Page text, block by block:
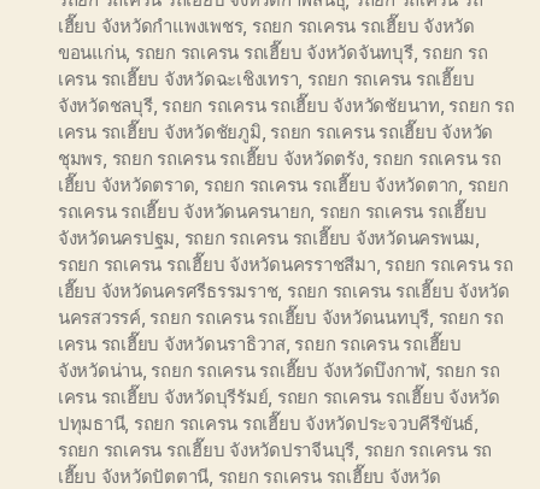
เฮี๊ยบ จังหวัดกำแพงเพชร, รถยก รถเครน รถเฮี๊ยบ จังหวัด
ขอนแก่น, รถยก รถเครน รถเฮี๊ยบ จังหวัดจันทบุรี, รถยก รถ
เครน รถเฮี๊ยบ จังหวัดฉะเชิงเทรา รถยก รถเครน รถเฮี๊ยบ
จังหวัดชลบุรี, รถยก รถเครน รถเฮี๊ยบ จังหวัดชัยนาท รถยก รถ
เครน รถเฮี๊ยบ จังหวัดชัยภูมิ รถยก รถเครน รถเฮี๊ยบ จังหวัด
ชุมพร รถยก รถเครน รถเฮี๊ยบ จังหวัดตรัง, รถยก รถเครน รถ
เฮี๊ยบ จังหวัดตราด รถยก รถเครน รถเฮี๊ยบ จังหวัดตาก รถยก
รถเครน รถเฮี๊ยบ จังหวัดนครนายก รถยก รถเครน รถเฮี๊ยบ
จังหวัดนครปฐม รถยก รถเครน รถเฮี๊ยบ จังหวัดนครพนม
รถยก รถเครน รถเฮี๊ยบ จังหวัดนครราชสีมา รถยก รถเครน รถ
เฮี๊ยบ จังหวัดนครศรีธรรมราช, รถยก รถเครน รถเฮี๊ยบ จังหวัด
นครสวรรค์, รถยก รถเครน รถเฮี๊ยบ จังหวัดนนทบุรี รถยก รถ
เครน รถเฮี๊ยบ จังหวัดนราธิวาส, รถยก รถเครน รถเฮี๊ยบ
จังหวัดน่าน, รถยก รถเครน รถเฮี๊ยบ จังหวัดบึงกาฬ, รถยก รถ
เครน รถเฮี๊ยบ จังหวัดบุรีรัมย์, รถยก รถเครน รถเฮี๊ยบ จังหวัด
ปทุมธานี, รถยก รถเครน รถเฮี๊ยบ จังหวัดประจวบคีรีขันธ์
รถยก รถเครน รถเฮี๊ยบ จังหวัดปราจีนบุรี รถยก รถเครน รถ
เฮี๊ยบ จังหวัดปัตตานี รถยก รถเครน รถเฮี๊ยบ จังหวัด